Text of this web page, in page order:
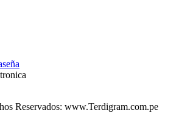
Reservados: www.Terdigram.com.pe